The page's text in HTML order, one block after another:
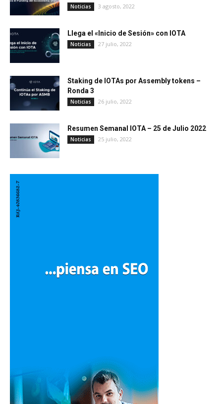
Noticias 3 agosto, 2022
Llega el «Inicio de Sesión» con IOTA
Noticias 27 julio, 2022
Staking de IOTAs por Assembly tokens –
Ronda 3
Noticias 26 julio, 2022
Resumen Semanal IOTA – 25 de Julio 2022
Noticias 25 julio, 2022